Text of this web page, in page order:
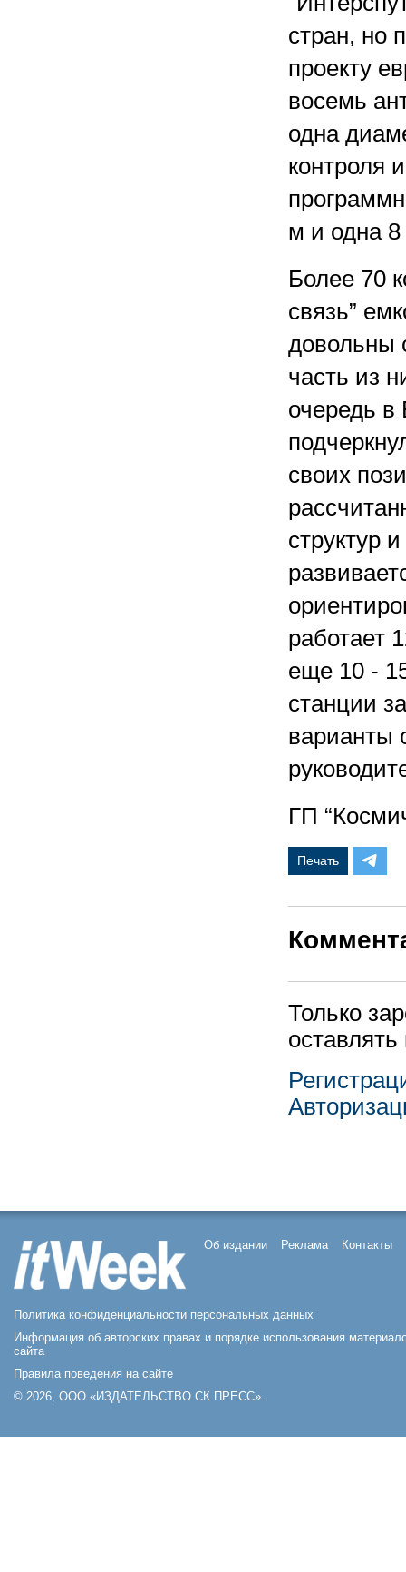
стран, но
проекту
восемь
одна
контроля
м и одна
Более 70
связь”
довольны
часть из
очередь в
своих
структур
работает
еще 10 -
станции
варианты
ГП
Печать
Только
Об издании Реклама Контакты
Политика конфиденциальности персональных данных
Информация об авторских правах и порядке использования
сайта
Правила поведения на сайте
© 2026, ООО «ИЗДАТЕЛЬСТВО СК ПРЕСС».